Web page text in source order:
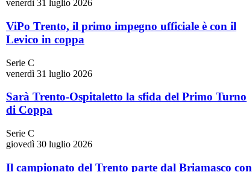
venerdì 31 luglio 2026
ViPo Trento, il primo impegno ufficiale è con il
Levico in coppa
Serie C
venerdì 31 luglio 2026
Sarà Trento-Ospitaletto la sfida del Primo Turno
di Coppa
Serie C
giovedì 30 luglio 2026
Il campionato del Trento parte dal Briamasco con